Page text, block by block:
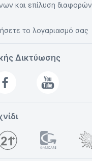
και επίλυση διαφορών
το λογαριασμό σας
Δικτύωσης